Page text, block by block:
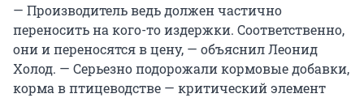
— Производитель ведь должен частично
переносить на кого-то издержки. Соответственно,
они и переносятся в цену, — объяснил Леонид
Холод. — Серьезно подорожали кормовые добавки,
корма в птицеводстве — критический элемент